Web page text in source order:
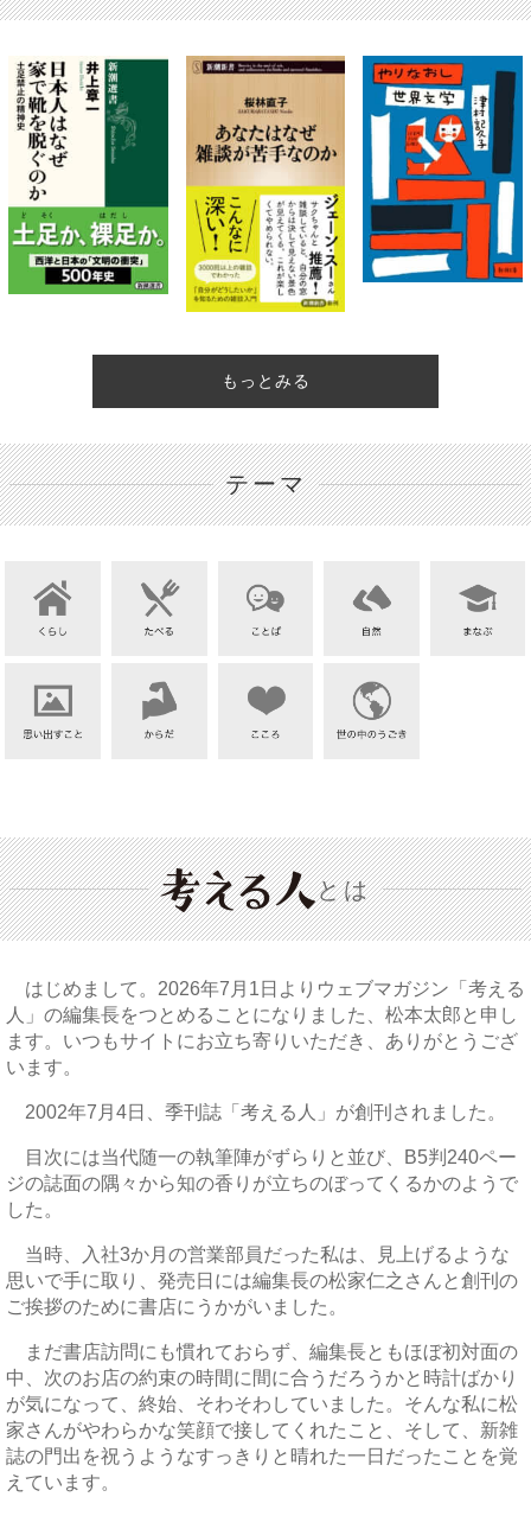
もっとみる
テーマ
とは
はじめまして。2026年7月1日よりウェブマガジン「考える
人」の編集長をつとめることになりました、松本太郎と申し
ます。いつもサイトにお立ち寄りいただき、ありがとうござ
います。
2002年7月4日、季刊誌「考える人」が創刊されました。
目次には当代随一の執筆陣がずらりと並び、B5判240ペー
ジの誌面の隅々から知の香りが立ちのぼってくるかのようで
した。
当時、入社3か月の営業部員だった私は、見上げるような
思いで手に取り、発売日には編集長の松家仁之さんと創刊の
ご挨拶のために書店にうかがいました。
まだ書店訪問にも慣れておらず、編集長ともほぼ初対面の
中、次のお店の約束の時間に間に合うだろうかと時計ばかり
が気になって、終始、そわそわしていました。そんな私に松
家さんがやわらかな笑顔で接してくれたこと、そして、新雑
誌の門出を祝うようなすっきりと晴れた一日だったことを覚
えています。